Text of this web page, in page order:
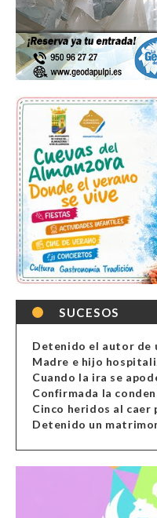
SUCESOS
Cuando la ira se